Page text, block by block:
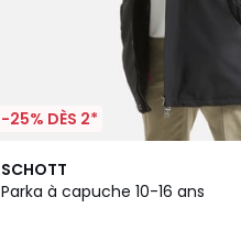
-25% DÈS 2*
SCHOTT
Parka à capuche 10-16 ans
5
/
3
Couleurs